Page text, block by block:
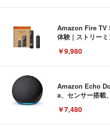
Amazon Fire TV
体験 | ストリー
￥9,980
Amazon Echo
a、センサー搭載
￥7,480